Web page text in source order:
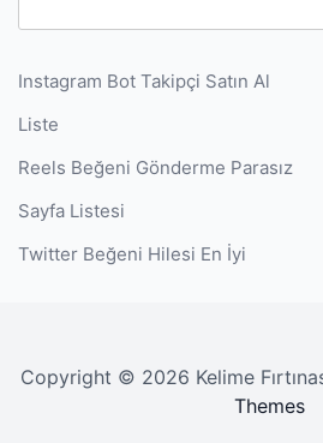
Instagram Bot Takipçi Satın Al
Liste
Reels Beğeni Gönderme Parasız
Sayfa Listesi
Twitter Beğeni Hilesi En İyi
Copyright © 2026 Kelime
Themes